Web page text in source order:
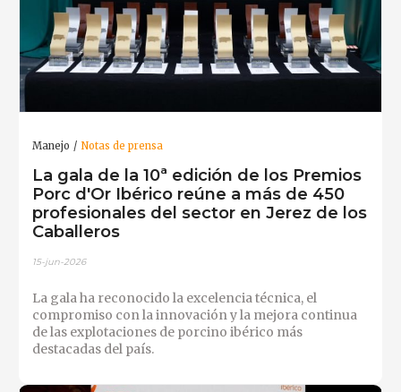
Manejo Notas de prensa
La gala de la 10ª edición de los Premios
Porc d'Or Ibérico reúne a más de 450
profesionales del sector en Jerez de los
Caballeros
15-jun-2026
La gala ha reconocido la excelencia técnica, el
compromiso con la innovación y la mejora continua
de las explotaciones de porcino ibérico más
destacadas del país.